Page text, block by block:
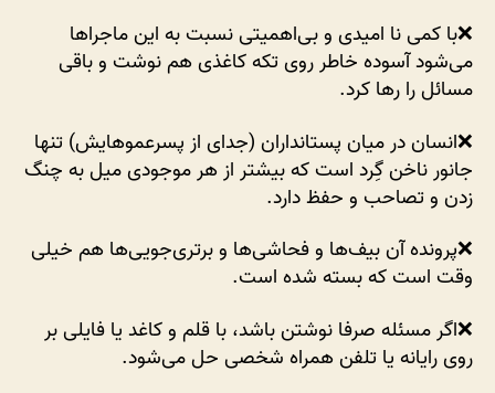
❌با کمی نا امیدی و بی‌اهمیتی نسبت به این ماجراها
می‌شود آسوده خاطر روی تکه کاغذی هم نوشت و باقی
مسائل را رها کرد.
❌انسان در میان پستانداران (جدای از پسرعموهایش) تنها
جانور ناخن گِرد است که بیشتر از هر موجودی میل به چنگ
زدن و تصاحب و حفظ دارد.
❌پرونده آن بیف‌ها و فحاشی‌ها و برتری‌جویی‌ها هم خیلی
وقت است که بسته شده است.
❌اگر مسئله صرفا نوشتن باشد، با قلم و کاغد یا فایلی بر
روی رایانه یا تلفن همراه شخصی حل می‌شود.